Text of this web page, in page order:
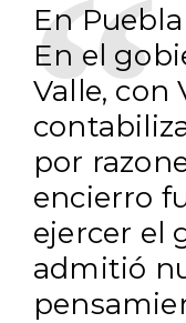
En
En el
Valle, con
por
encierro
ejercer el
admitió